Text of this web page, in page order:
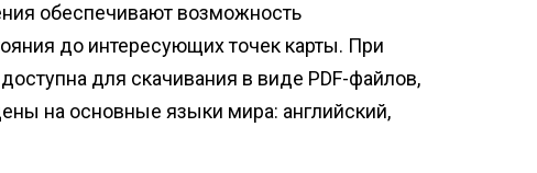
обеспечивают возможность
до интересующих точек карты. При
для скачивания в виде PDF-файлов,
на основные языки мира: английский,